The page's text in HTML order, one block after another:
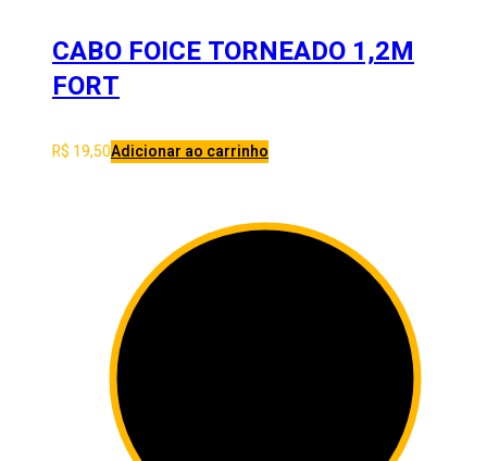
CABO FOICE TORNEADO 1,2M
FORT
R$ 19,50Adicionar ao carrinho